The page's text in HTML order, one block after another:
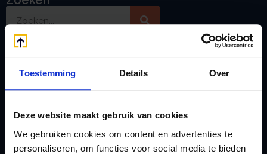
Toestemming Details Over
Deze website maakt gebruik van cookies
We gebruiken cookies om content en advertenties te
personaliseren, om functies voor social media te bieden
Handige links
Afkoop Stamrecht
doorgeven
Jaarstukken opstellen
Liquidatie Pensioen BV